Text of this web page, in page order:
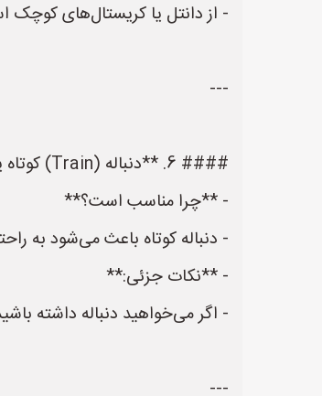
- از دانتل یا کریستال‌های کوچک
---
#### 6. **دنباله (Train) کوتاه یا مخفی**
- **چرا مناسب است؟**
- دنباله کوتاه باعث می‌شود به
- **نکات جزئی:**
- اگر می‌خواهید دنباله داشته
---